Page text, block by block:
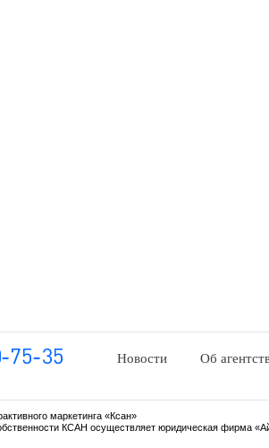
Новости Об
маркетинга «Ксан»
КСАН осуществляет юридическая фирма